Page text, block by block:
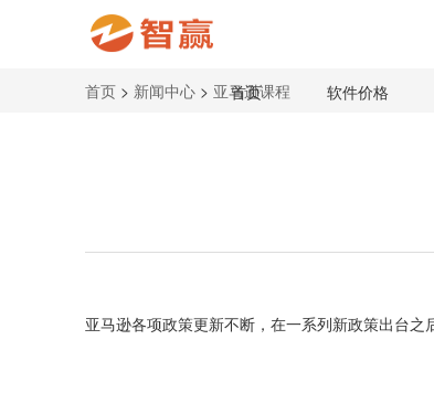
首页 软件价格
首页 > 新闻中心 > 亚马逊课程
亚马逊各项政策更新不断，在一系列新政策出台之